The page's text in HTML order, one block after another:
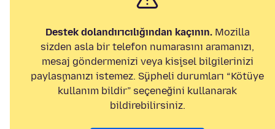
Destek dolandırıcılığından kaçının.Mozilla
sizden asla bir telefon numarasını aramanızı,
mesaj göndermenizi veya kişisel bilgilerinizi
paylaşmanızı istemez. Şüpheli durumları “Kötüye
kullanım bildir” seçeneğini kullanarak
bildirebilirsiniz.